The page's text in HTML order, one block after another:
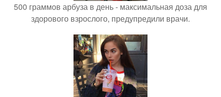
500 граммов арбуза в день - максимальная доза для
здорового взрослого, предупредили врачи.